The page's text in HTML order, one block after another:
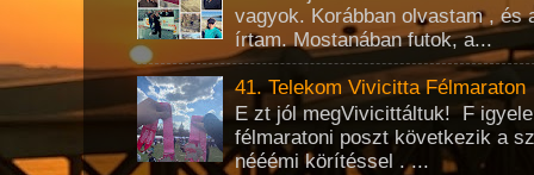
vagyok. Korábban olvastam , és
írtam. Mostanában futok, a...
41. Telekom Vivicitta Félmaraton
E zt jól megVivicittáltuk! F
félmaratoni poszt következik a
nééémi körítéssel . ...